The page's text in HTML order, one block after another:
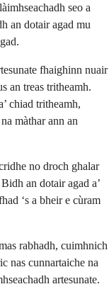
seo a
an dotair agad mu
fhaighinn nuair
an treas tritheamh.
chiad tritheamh,
màthar ann an
no droch ghalar
an dotair agad a’
‘s a bheir e cùram
rabhadh, cuimhnich
nas cunnartaiche na
artesunate.